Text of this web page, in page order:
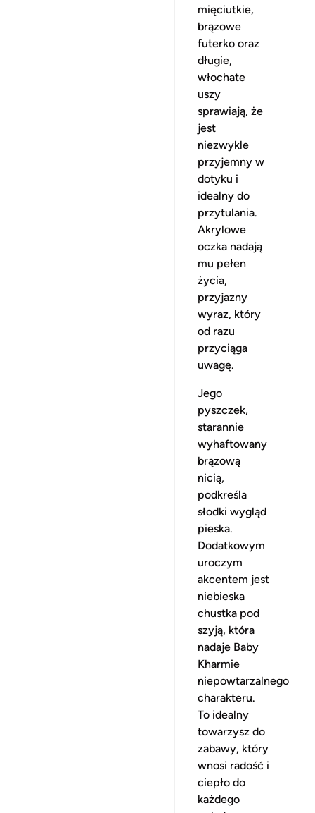
mięciutkie,
brązowe
futerko oraz
długie,
włochate
uszy
sprawiają, że
jest
niezwykle
przyjemny w
dotyku i
idealny do
przytulania.
Akrylowe
oczka nadają
mu pełen
życia,
przyjazny
wyraz, który
od razu
przyciąga
uwagę.
Jego
pyszczek,
starannie
wyhaftowany
brązową
nicią,
podkreśla
słodki wygląd
pieska.
Dodatkowym
uroczym
akcentem jest
niebieska
chustka pod
szyją, która
nadaje Baby
Kharmie
niepowtarzalnego
charakteru.
To idealny
towarzysz do
zabawy, który
wnosi radość i
ciepło do
każdego